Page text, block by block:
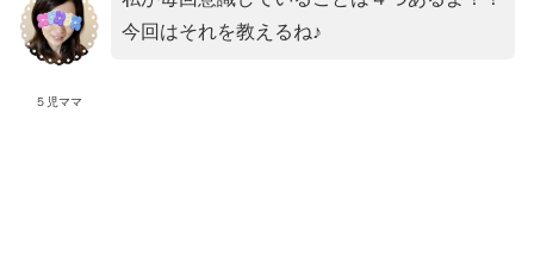
５児ママ
今回はそれを教えるね♪